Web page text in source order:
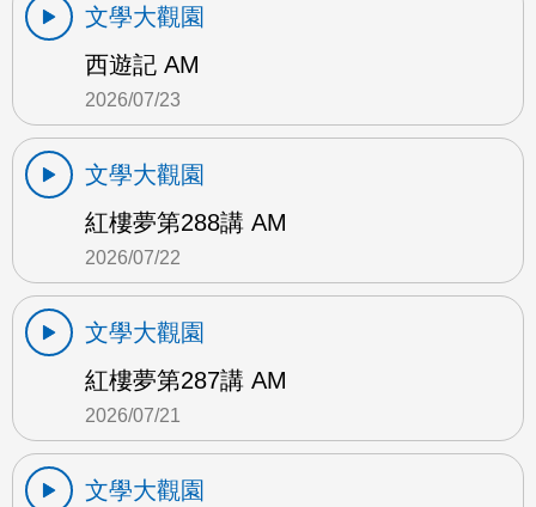
文學大觀園
西遊記 AM
2026/07/23
文學大觀園
紅樓夢第288講 AM
2026/07/22
文學大觀園
紅樓夢第287講 AM
2026/07/21
文學大觀園